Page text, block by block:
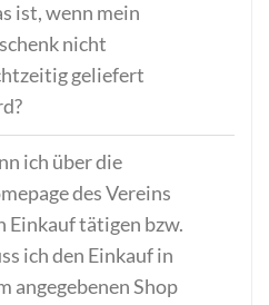
ist, wenn mein
nicht
geliefert
ich über die
des Vereins
Einkauf tätigen bzw.
ich den Einkauf in
angegebenen Shop